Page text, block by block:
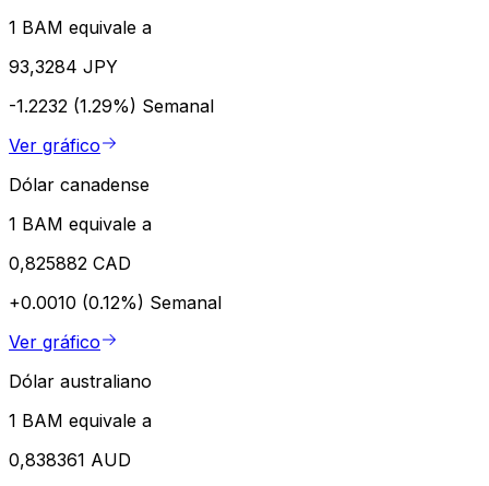
1 BAM equivale a
93,3284 JPY
-1.2232 (1.29%) Semanal
Ver gráfico
Dólar canadense
1 BAM equivale a
0,825882 CAD
+0.0010 (0.12%) Semanal
Ver gráfico
Dólar australiano
1 BAM equivale a
0,838361 AUD